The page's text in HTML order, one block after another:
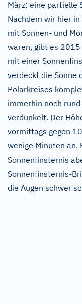
März: eine partielle
Nachdem wir hier
mit Sonnen- und
waren, gibt es 2015
mit einer
verdeckt die Sonne
Polarkreises
immerhin noch
verdunkelt. Der
vormittags gegen
wenige Minuten an.
Sonnenfinsternis
Sonnenfinsternis-
die Augen schwer